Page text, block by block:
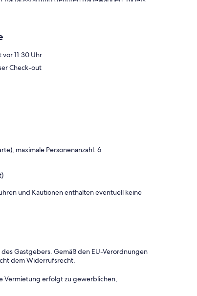
11:30 Uhr
Check-out
maximale Personenanzahl: 6
und Kautionen enthalten eventuell keine
Gastgebers. Gemäß den EU-Verordnungen
dem Widerrufsrecht.
Vermietung erfolgt zu gewerblichen,